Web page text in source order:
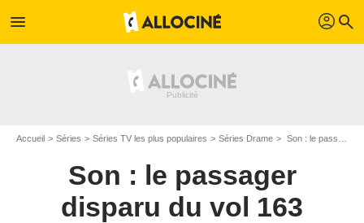
menu profil search
Accueil Séries Séries TV les plus populaires Séries Drame Son : le passager disparu du vol 163
Son : le passager
disparu du vol 163